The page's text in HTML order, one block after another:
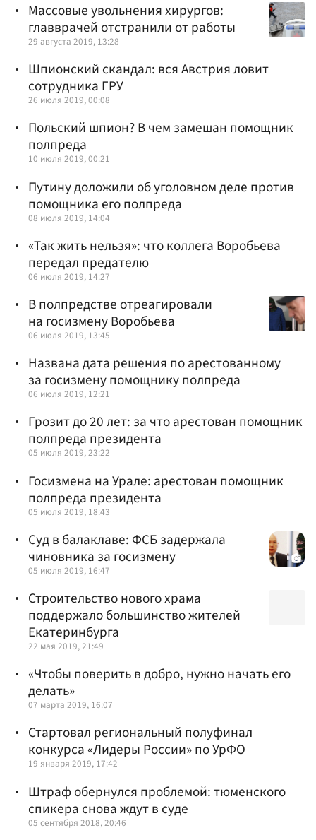
Массовые увольнения хирургов:
главврачей отстранили от работы
29 августа 2019, 13:28
Шпионский скандал: вся Австрия ловит
сотрудника ГРУ
26 июля 2019, 00:08
Польский шпион? В чем замешан помощник
полпреда
10 июля 2019, 00:21
Путину доложили об уголовном деле против
помощника его полпреда
08 июля 2019, 14:04
«Так жить нельзя»: что коллега Воробьева
передал предателю
06 июля 2019, 14:27
В полпредстве отреагировали
на госизмену Воробьева
06 июля 2019, 13:45
Названа дата решения по арестованному
за госизмену помощнику полпреда
06 июля 2019, 12:21
Грозит до 20 лет: за что арестован помощник
полпреда президента
05 июля 2019, 23:22
Госизмена на Урале: арестован помощник
полпреда президента
05 июля 2019, 18:43
Суд в балаклаве: ФСБ задержала
чиновника за госизмену
05 июля 2019, 16:47
Строительство нового храма
поддержало большинство жителей
Екатеринбурга
22 мая 2019, 21:49
«Чтобы поверить в добро, нужно начать его
делать»
07 марта 2019, 16:07
Стартовал региональный полуфинал
конкурса «Лидеры России» по УрФО
19 января 2019, 17:42
Штраф обернулся проблемой: тюменского
спикера снова ждут в суде
05 сентября 2018, 20:46